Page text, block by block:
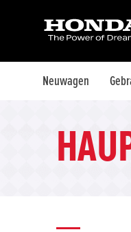
Neuwagen